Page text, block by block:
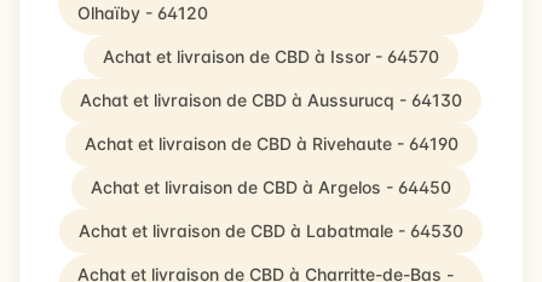
Olhaïby - 64120
Achat et livraison de CBD à Issor - 64570
Achat et livraison de CBD à Aussurucq - 64130
Achat et livraison de CBD à Rivehaute - 64190
Achat et livraison de CBD à Argelos - 64450
Achat et livraison de CBD à Labatmale - 64530
Achat et livraison de CBD à Charritte-de-Bas -